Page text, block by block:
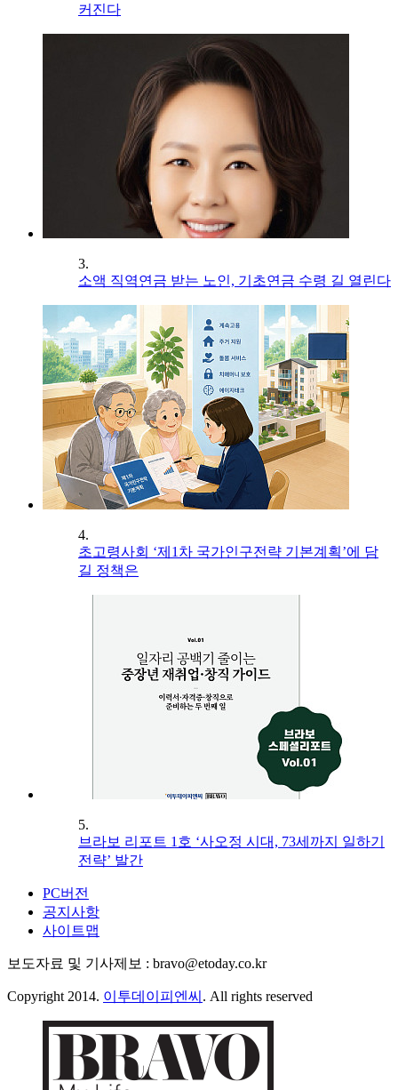
커진다
3.
소액 직역연금 받는 노인, 기초연금 수령 길 열린다
4.
초고령사회 ‘제1차 국가인구전략 기본계획’에 담
길 정책은
5.
브라보 리포트 1호 ‘사오정 시대, 73세까지 일하기
전략’ 발간
PC버전
공지사항
사이트맵
보도자료 및 기사제보 : bravo@etoday.co.kr
Copyright 2014. 이투데이피엔씨 . All rights reserved